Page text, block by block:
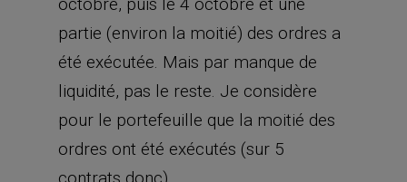
partie (environ la moitié) des ordres a
été exécutée. Mais par manque de
liquidité, pas le reste. Je considère
pour le portefeuille que la moitié des
ordres ont été exécutés (sur 5